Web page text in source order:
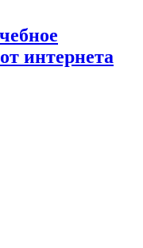
интернета